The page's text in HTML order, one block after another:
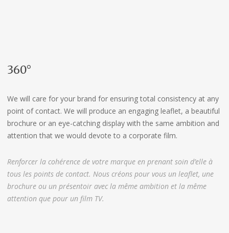
360°
We will care for your brand for ensuring total consistency at any
point of contact. We will produce an engaging leaflet, a beautiful
brochure or an eye-catching display with the same ambition and
attention that we would devote to a corporate film.
Renforcer la cohérence de votre marque en prenant soin d’elle à
tous les points de contact. Nous créons pour vous un leaflet, une
brochure ou un présentoir avec la même ambition et la même
attention que pour un film TV.